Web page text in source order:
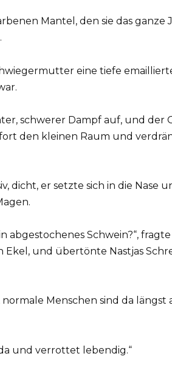
Mantel, den sie das
eine tiefe
schwerer Dampf auf, und
den kleinen Raum und
dicht, er setzte sich in die Nase
abgestochenes Schwein?“,
Ekel, und übertönte Nastjas
normale Menschen sind da
und verrottet lebendig.“